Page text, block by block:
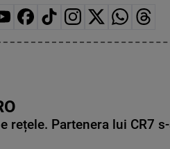
rețele. Partenera lui CR7